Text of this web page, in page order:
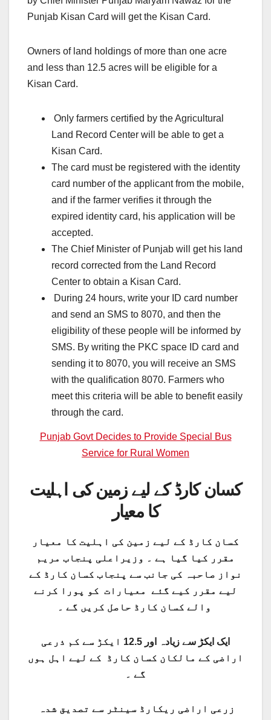
Punjab Kisan Card will get the Kisan Card.
Owners of land holdings of more than one acre
and less than 12.5 acres will be eligible for a
Kisan Card.
Only farmers certified by the Agricultural
Land Record Center will be able to get a
Kisan Card.
The card must be registered with the identity
card number of the applicant from the mobile,
and if the farmer verifies it through the
expired identity card, his application will be
accepted.
The Chief Minister of Punjab will get his land
record corrected from the Land Record
Center to obtain a Kisan Card.
During 24 hours, write your ID card number
and send an SMS to 8070, and then the
eligibility of these people will be informed by
SMS. By writing the PKC space ID card and
sending it to 8070, you will receive an SMS
with the qualification 8070. Farmers who
meet this criteria will be able to benefit easily
through the card.
Punjab Govt Decides to Provide Special Bus
Service for Rural Women
کسان کارڈ کے لیے زمین کی اہلیت
کا معیار
کسان کارڈ کے لیے زمین کی اہلیت کا معیار
مقرر کیا گیا ہے ۔ وزیراعلی پنجاب مریم
نواز صاحبہ کی جانب سے پنجاب کسان کارڈ کے
لیے مقرر کیے گئے معیارات کو پورا کرنے
ایک ایکڑ سے زیادہ اور 12.5 ایکڑ سے کم ذرعی
اراضی کے مالکان کسان کارڈ کے لیے اہل ہوں
گے ۔